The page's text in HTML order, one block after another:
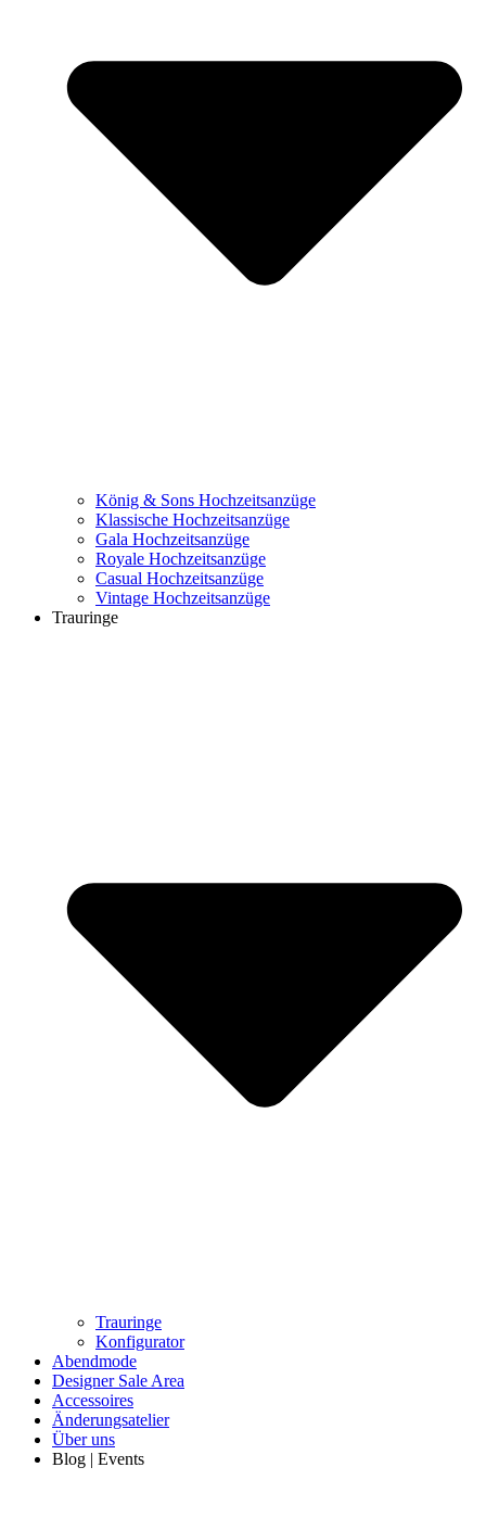
König & Sons Hochzeitsanzüge
Klassische Hochzeitsanzüge
Gala Hochzeitsanzüge
Royale Hochzeitsanzüge
Casual Hochzeitsanzüge
Vintage Hochzeitsanzüge
Trauringe
Trauringe
Konfigurator
Abendmode
Designer Sale Area
Accessoires
Änderungsatelier
Über uns
Blog | Events